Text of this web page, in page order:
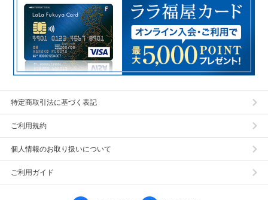
特定商取引法に基づく表記
ご利用規約
個人情報のお取り扱いについて
ご利用ガイド